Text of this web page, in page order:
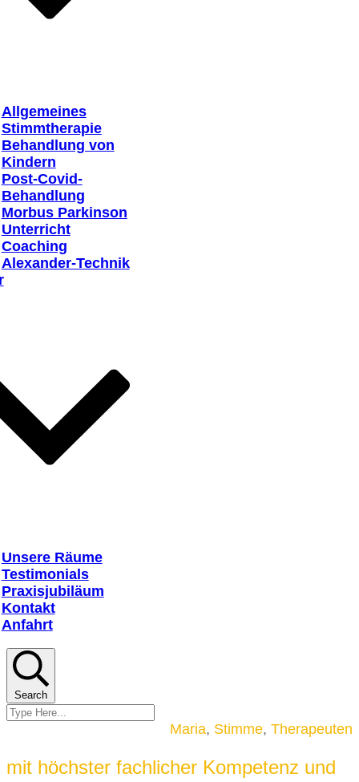
Allgemeines
Stimmtherapie
Behandlung von
Kindern
Post-Covid-
Behandlung
Morbus Parkinson
Unterricht
Coaching
Alexander-Technik
Unsere Räume
Testimonials
Praxisjubiläum
Kontakt
Anfahrt
Search
Maria, Stimme, Therapeuten
mit höchster fachlicher Kompetenz und